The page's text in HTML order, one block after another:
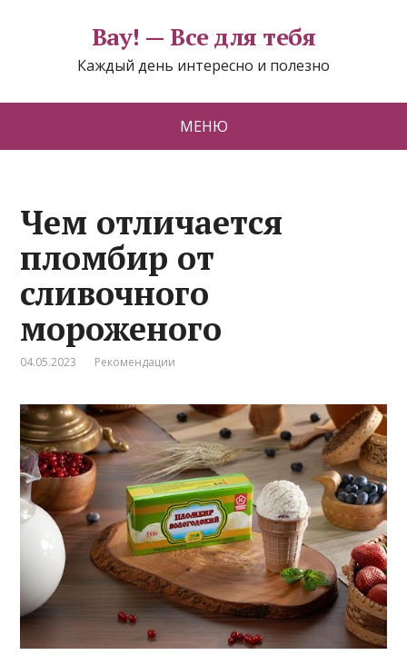
Вау! — Все для тебя
Каждый день интересно и полезно
МЕНЮ
Чем отличается
пломбир от
сливочного
мороженого
04.05.2023 Рекомендации